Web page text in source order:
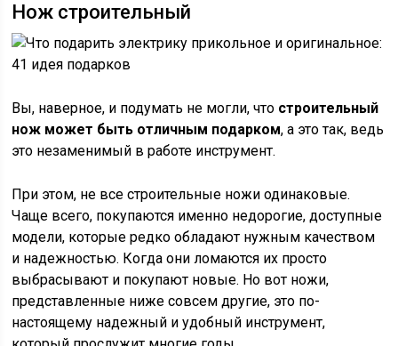
Нож строительный
Вы, наверное, и подумать не могли, что строительный
нож может быть отличным подарком, а это так, ведь
это незаменимый в работе инструмент.
При этом, не все строительные ножи одинаковые.
Чаще всего, покупаются именно недорогие, доступные
модели, которые редко обладают нужным качеством
и надежностью. Когда они ломаются их просто
выбрасывают и покупают новые. Но вот ножи,
представленные ниже совсем другие, это по-
настоящему надежный и удобный инструмент,